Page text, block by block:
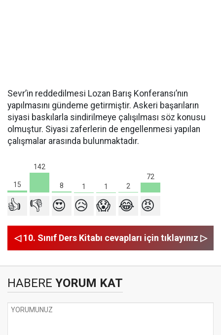
Sevr’in reddedilmesi Lozan Barış Konferansı’nın
yapılmasını gündeme getirmiştir. Askeri başarıların
siyasi baskılarla sindirilmeye çalışılması söz konusu
olmuştur. Siyasi zaferlerin de engellenmesi yapılan
çalışmalar arasında bulunmaktadır.
15
142
8 1 1 2
72
👍 👎 😍 😥 😱 😂 😡
◁ 10. Sınıf Ders Kitabı cevapları için tıklayınız ▷
HABERE YORUM KAT